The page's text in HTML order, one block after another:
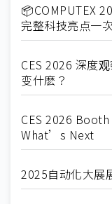
📦COMPUTEX
完整科技亮点一
CES 2026 深度
变什麽？
CES 2026
What’s Next
2025自动化大展